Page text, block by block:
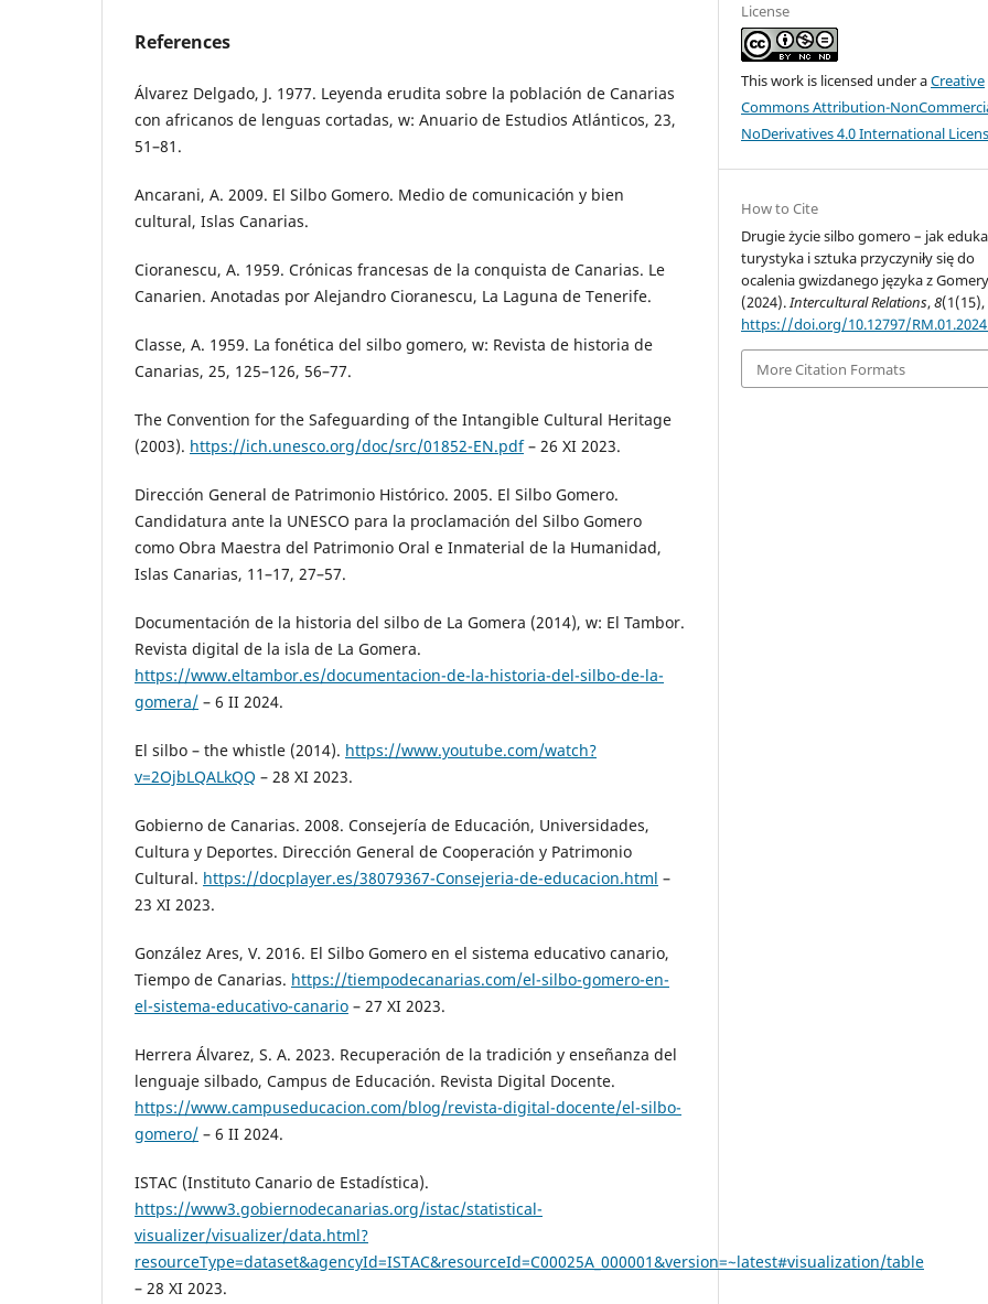
References
Álvarez Delgado, J. 1977. Leyenda erudita sobre la población de Canarias
con africanos de lenguas cortadas, w: Anuario de Estudios Atlánticos, 23,
51–81.
Ancarani, A. 2009. El Silbo Gomero. Medio de comunicación y bien
cultural, Islas Canarias.
Cioranescu, A. 1959. Crónicas francesas de la conquista de Canarias. Le
Canarien. Anotadas por Alejandro Cioranescu, La Laguna de Tenerife.
Classe, A. 1959. La fonética del silbo gomero, w: Revista de historia de
Canarias, 25, 125–126, 56–77.
The Convention for the Safeguarding of the Intangible Cultural Heritage
(2003). https://ich.unesco.org/doc/src/01852-EN.pdf– 26 XI 2023.
Dirección General de Patrimonio Histórico. 2005. El Silbo Gomero.
Candidatura ante la UNESCO para la proclamación del Silbo Gomero
como Obra Maestra del Patrimonio Oral e Inmaterial de la Humanidad,
Islas Canarias, 11–17, 27–57.
Documentación de la historia del silbo de La Gomera (2014), w: El Tambor.
Revista digital de la isla de La Gomera.
https://www.eltambor.es/documentacion-de-la-historia-del-silbo-de-la-
gomera/ – 6 II 2024.
El silbo – the whistle (2014). https://www.youtube.com/watch?
v=2OjbLQALkQQ – 28 XI 2023.
Gobierno de Canarias. 2008. Consejería de Educación, Universidades,
Cultura y Deportes. Dirección General de Cooperación y Patrimonio
Cultural. https://docplayer.es/38079367-Consejeria-de-educacion.html –
23 XI 2023.
González Ares, V. 2016. El Silbo Gomero en el sistema educativo canario,
Tiempo de Canarias. https://tiempodecanarias.com/el-silbo-gomero-en-
el-sistema-educativo-canario – 27 XI 2023.
Herrera Álvarez, S. A. 2023. Recuperación de la tradición y enseñanza del
lenguaje silbado, Campus de Educación. Revista Digital Docente.
https://www.campuseducacion.com/blog/revista-digital-docente/el-silbo-
gomero/ – 6 II 2024.
ISTAC (Instituto Canario de Estadística).
https://www3.gobiernodecanarias.org/istac/statistical-
visualizer/visualizer/data.html?
resourceType=dataset&agencyId=ISTAC&resourceId=C00025A_000001&version=~latest#visualization/table
– 28 XI 2023.
License
This work is licensed under aCreative
Commons Attribution-
NoDerivatives 4.0 International
How to Cite
Drugie życie silbo gomero – jak
turystyka i sztuka przyczyniły się do
ocalenia gwizdanego języka z
(2024).Intercultural Relations,8(1(15),
https://doi.org/10.12797/
More Citation Formats